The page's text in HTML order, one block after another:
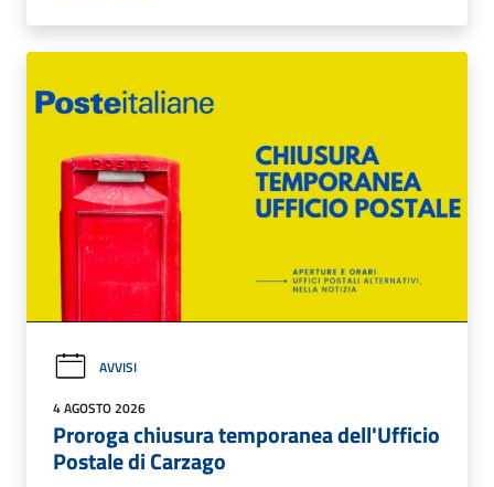
AVVISI
4 AGOSTO 2026
Proroga chiusura temporanea dell'Ufficio
Postale di Carzago